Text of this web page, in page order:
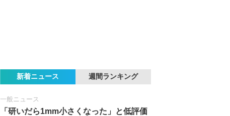
新着ニュース 週間ランキング
一般ニュース
「研いだら1mm小さくなった」と低評価